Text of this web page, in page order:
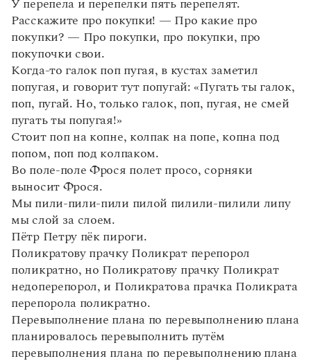
Новости и события
Статьи
Интервью
Лекции и подкасты
Рекомендуем
Учебник Грамоты
Правила русского языка: от азов до тонкостей
Интерактивные упражнения: от простого к сложному
Скороговорки
Издательство
Словари
Научпоп
Учебники и справочники
Все книги
У перепелa и перепелки пять перепелят.
Расскажите про покупки! — Про какие про
покупки? — Про покупки, про покупки, про
покупочки свои.
Когда-то галок поп пугая, в кустах заметил
попугая, и говорит тут попугай: «Пугать ты галок,
поп, пугай. Но, только галок, поп, пугая, не смей
пугать ты попугая!»
Стоит поп на копне, колпак на попе, копна под
попом, поп под колпаком.
Во поле-поле Фрося полет просо, сорняки
выносит Фрося.
Мы пили-пили-пили пилой пилили-пилили липу
мы слой за слоем.
Пётр Петру пёк пироги.
Поликратову прачку Поликрат перепорол
поликратно, но Поликратову прачку Поликрат
недоперепорол, и Поликратова прачка Поликрата
перепорола поликратно.
Перевыполнение плана по перевыполнению плана
планировалось перевыполнить путём
перевыполнения плана по перевыполнению плана